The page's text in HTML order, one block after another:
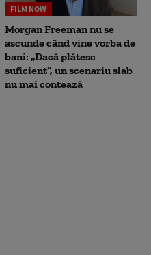
FILM NOW
Morgan Freeman nu se
ascunde când vine vorba de
bani: „Dacă plătesc
suficient”, un scenariu slab
nu mai contează